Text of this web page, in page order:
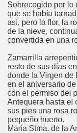
Sobrecogido por lo
que se había
así, pero la flor, la
de la nieve,
convertida en una
Zamarrilla
resto de sus días
donde la Virgen de
en el aniversario
con el permiso del
Antequera hasta el
sus pies una rosa
pequeño huerto.
María Stma. de la
chino